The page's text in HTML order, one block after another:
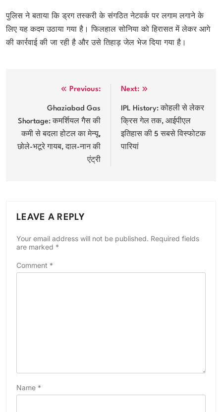
पुलिस ने बताया कि ड्रग तस्करी के संगठित नेटवर्क पर लगाम लगाने के
लिए यह कदम उठाया गया है। फिलहाल सोनिया को हिरासत में लेकर आगे
की कार्रवाई की जा रही है और उसे तिहाड़ जेल भेज दिया गया है।
navigation
Previous:
Ghaziabad Gas
Shortage: कमर्शियल गैस की
कमी से बदला होटल का मेन्यू,
छोले-भटूरे गायब, दाल-नान की
एंट्री
Next:
IPL History: कोहली से लेकर
क्रिस गेल तक, आईपीएल
इतिहास की 5 सबसे विस्फोटक
पारियां
LEAVE A REPLY
Your email address will not be published. Required fields
are marked *
Comment *
Name *